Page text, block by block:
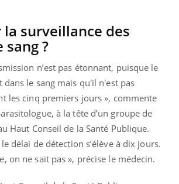
la surveillance des
sang ?
n’est pas étonnant, puisque le
dans le sang mais qu'il n'est pas
les cinq premiers jours », commente
à la tête d’un groupe de
Haut Conseil de la Santé Publique.
délai de détection s’élève à dix jours.
on ne sait pas », précise le médecin.